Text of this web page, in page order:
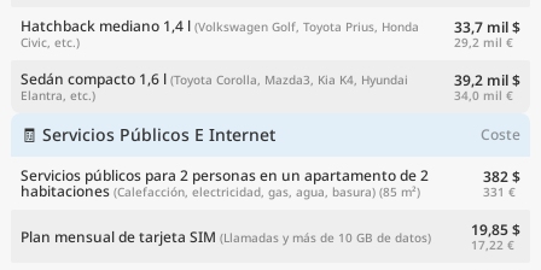
Hatchback mediano 1,4 l (Volkswagen Golf, Toyota Prius, Honda
Civic, etc.)
33,7 mil $
29,2 mil €
Sedán compacto 1,6 l (Toyota Corolla, Mazda3, Kia K4, Hyundai
Elantra, etc.)
39,2 mil $
34,0 mil €
🧾 Servicios Públicos E Internet
Coste
Servicios públicos para 2 personas en un apartamento de 2
habitaciones (Calefacción, electricidad, gas, agua, basura) (85 m²)
382 $
331 €
Plan mensual de tarjeta SIM (Llamadas y más de 10 GB de datos) 19,85 $
17,22 €